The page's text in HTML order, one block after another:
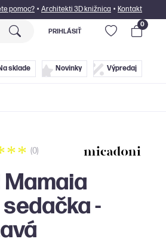
pomoc? • Architekti 3D knižnica • Kontakt
PRIHLÁSIŤ
0
sklade Novinky Výpredaj
(0)
-